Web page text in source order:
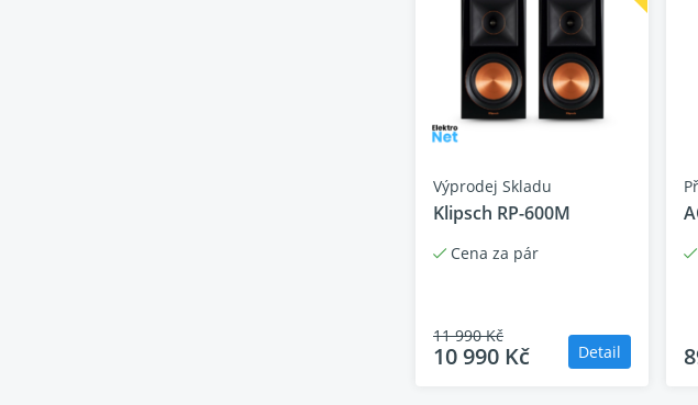
Jmenovitá impedance
výškový reproduktor
basový reproduktor
Materiál pouzdra
Typ bydlení
Vchody
Rozměry (ŠxVxH)
Hmotnost
Výprodej Skladu
Klipsch RP-600M
Cena za pár
11 990 Kč
10 990 Kč Detail